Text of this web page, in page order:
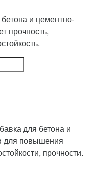
и цементно-
прочность,
для бетона и
для повышения
прочности.